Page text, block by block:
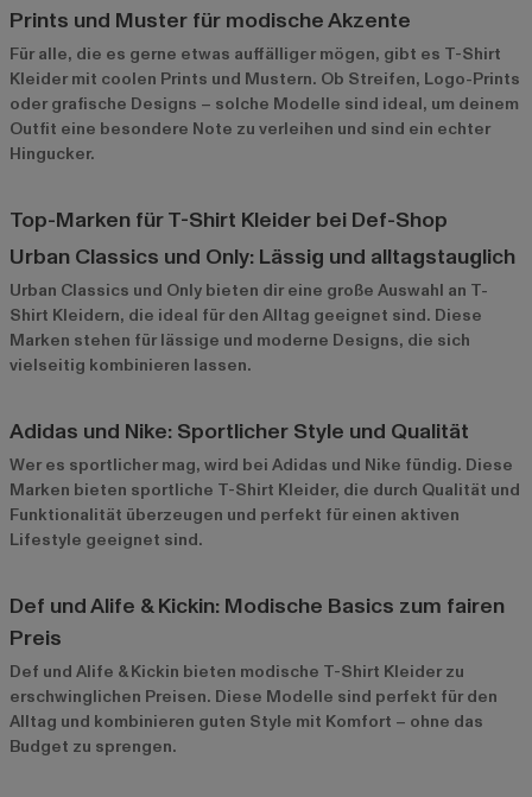
Prints und Muster für modische Akzente
Für alle, die es gerne etwas auffälliger mögen, gibt es T-Shirt
Kleider mit coolen Prints und Mustern. Ob Streifen, Logo-Prints
oder grafische Designs – solche Modelle sind ideal, um deinem
Outfit eine besondere Note zu verleihen und sind ein echter
Hingucker.
Top-Marken für T-Shirt Kleider bei Def-Shop
Urban Classics und Only: Lässig und alltagstauglich
Urban Classics und Only bieten dir eine große Auswahl an T-
Shirt Kleidern, die ideal für den Alltag geeignet sind. Diese
Marken stehen für lässige und moderne Designs, die sich
vielseitig kombinieren lassen.
Adidas und Nike: Sportlicher Style und Qualität
Wer es sportlicher mag, wird bei Adidas und Nike fündig. Diese
Marken bieten sportliche T-Shirt Kleider, die durch Qualität und
Funktionalität überzeugen und perfekt für einen aktiven
Lifestyle geeignet sind.
Def und Alife & Kickin: Modische Basics zum fairen
Preis
Def und Alife & Kickin bieten modische T-Shirt Kleider zu
erschwinglichen Preisen. Diese Modelle sind perfekt für den
Alltag und kombinieren guten Style mit Komfort – ohne das
Budget zu sprengen.